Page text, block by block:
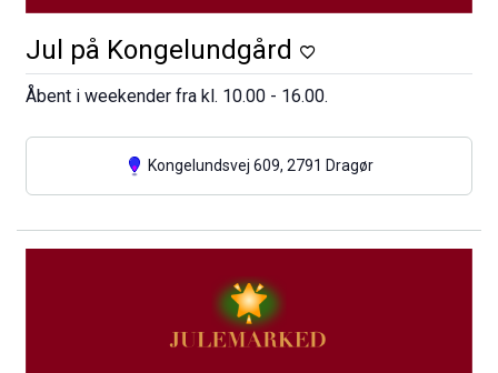
Jul på Kongelundgård
Åbent i weekender fra kl. 10.00 - 16.00.
Kongelundsvej 609, 2791 Dragør